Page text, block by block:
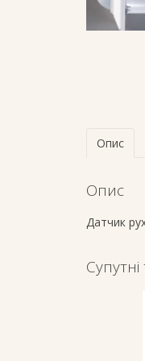
Опис
Опис
Датчик